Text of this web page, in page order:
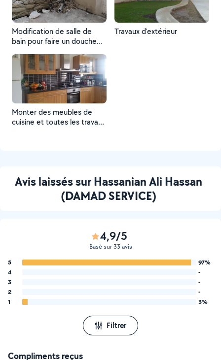
Modification de salle de
bain pour faire un douche
Travaux d'extérieur
Monter des meubles de
cuisine et toutes les travaux
Avis laissés sur Hassanian Ali Hassan
(DAMAD SERVICE)
4,9/5
Basé sur 33 avis
5
97%
4
-
3
-
2
-
1
3%
Filtrer
Compliments reçus